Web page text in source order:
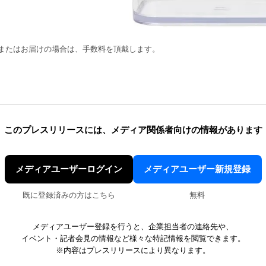
はお届けの場合は、手数料を頂戴します。
このプレスリリースには、 メディア関係者向けの情報があります
メディアユーザーログイン
既に登録済みの方はこちら
メディアユーザー新規登録
無料
メディアユーザー登録を行うと、企業担当者の連絡先や、
イベント・記者会見の情報など様々な特記情報を閲覧できます。
※内容はプレスリリースにより異なります。